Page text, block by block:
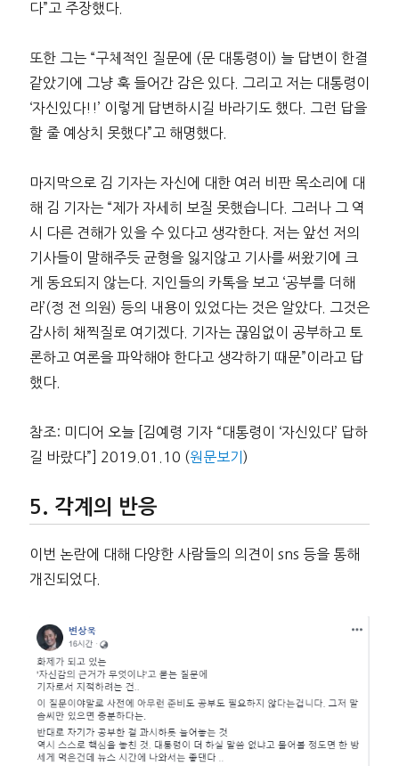
다”고 주장했다.
또한 그는 “구체적인 질문에 (문 대통령이) 늘 답변이 한결
같았기에 그냥 훅 들어간 감은 있다. 그리고 저는 대통령이
‘자신있다!!’ 이렇게 답변하시길 바라기도 했다. 그런 답을
할 줄 예상치 못했다”고 해명했다.
마지막으로 김 기자는 자신에 대한 여러 비판 목소리에 대
해 김 기자는 “제가 자세히 보질 못했습니다. 그러나 그 역
시 다른 견해가 있을 수 있다고 생각한다. 저는 앞선 저의
기사들이 말해주듯 균형을 잃지않고 기사를 써왔기에 크
게 동요되지 않는다. 지인들의 카톡을 보고 ‘공부를 더해
라’(정 전 의원) 등의 내용이 있었다는 것은 알았다. 그것은
감사히 채찍질로 여기겠다. 기자는 끊임없이 공부하고 토
론하고 여론을 파악해야 한다고 생각하기 때문”이라고 답
했다.
참조: 미디어 오늘 [김예령 기자 “대통령이 ‘자신있다’ 답하
길 바랐다”] 2019.01.10 (원문보기 )
각계의 반응
이번 논란에 대해 다양한 사람들의 의견이 sns 등을 통해
개진되었다.